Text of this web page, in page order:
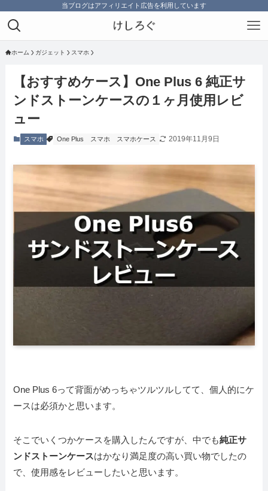
当ブログはアフィリエイト広告を利用しています
ホーム ガジェット スマホ
【おすすめケース】One Plus 6 純正サ
ンドストーンケースの１ヶ月使用レビ
ュー
スマホ One Plus スマホ スマホケース 2019年11月9日
One Plus 6って背面がめっちゃツルツルしてて、個人的にケ
ースは必須かと思います。
そこでいくつかケースを購入したんですが、中でも純正サ
ンドストーンケースはかなり満足度の高い買い物でしたの
で、使用感をレビューしたいと思います。